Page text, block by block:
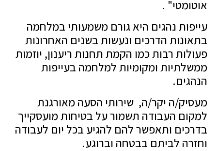
אוטומטי" .
עייפות נהגים היא גורם משמעותי במלחמה
בתאונות הדרכים ונעשות בשנים האחרונות
פעולות רבות כמו הקמת תחנות ריענון, יוזמות
ממשלתיות ומקומיות למלחמה בעייפות
הנהגים.
מעסיק/ה יקר/ה, שירותי הסעה מאורגנת
למקום העבודה תשמור על בטיחות מועסקייך
בדרכים ותאפשר להם להגיע בכל יום לעבודה
וחזרה לביתם בבטחה וברוגע.